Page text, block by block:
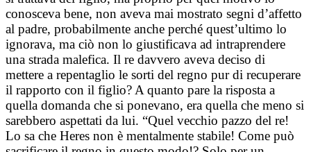
conosceva bene, non aveva mai mostrato segni d’affetto
al padre, probabilmente anche perché quest’ultimo lo
ignorava, ma ciò non lo giustificava ad intraprendere
una strada malefica. Il re davvero aveva deciso di
mettere a repentaglio le sorti del regno pur di recuperare
il rapporto con il figlio? A quanto pare la risposta a
quella domanda che si ponevano, era quella che meno si
sarebbero aspettati da lui. “Quel vecchio pazzo del re!
Lo sa che Heres non è mentalmente stabile! Come può